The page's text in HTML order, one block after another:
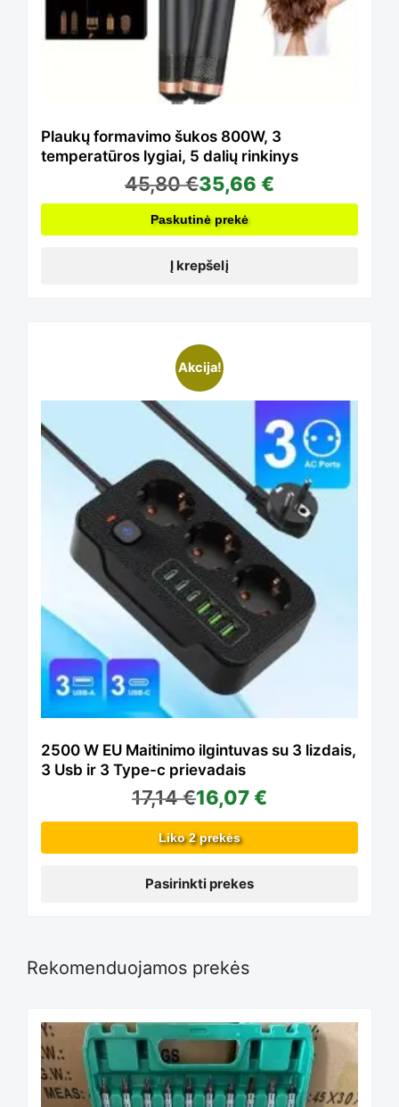
page
Plaukų formavimo šukos 800W, 3
temperatūros lygiai, 5 dalių rinkinys
45,80€35,66 €
Paskutinė prekė
Į krepšelį
Akcija!
2500 W EU Maitinimo ilgintuvas su 3 lizdais,
3 Usb ir 3 Type-c prievadais
17,14€16,07€
Liko 2 prekės
Pasirinkti prekes
product
has
multiple
variants.
The
options
may
on
the
Rekomenduojamos prekės